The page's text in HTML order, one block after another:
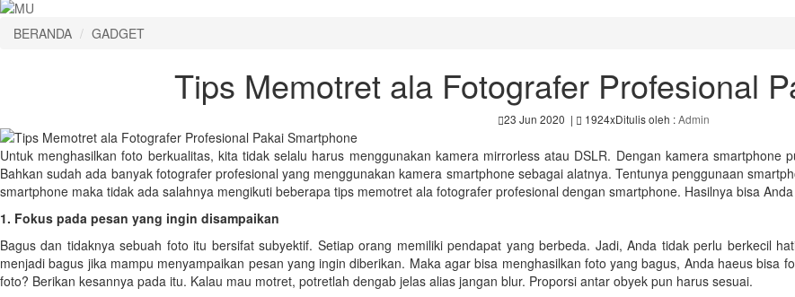
BERANDA GADGET
Tips Memotret ala Fotografer Profesional
23 Jun 2020 | 1924xDitulis oleh :Admin
Untuk menghasilkan foto berkualitas, kita tidak selalu harus menggunakan kamera mirrorless atau DSLR. Dengan kamera
Bahkan sudah ada banyak fotografer profesional yang menggunakan kamera smartphone sebagai alatnya. Tentunya penggunaan
smartphone maka tidak ada salahnya mengikuti beberapa tips memotret ala fotografer profesional dengan smartphone. Hasilnya bisa
1. Fokus pada pesan yang ingin disampaikan
Bagus dan tidaknya sebuah foto itu bersifat subyektif. Setiap orang memiliki pendapat yang berbeda. Jadi, Anda tidak perlu berkecil
menjadi bagus jika mampu menyampaikan pesan yang ingin diberikan. Maka agar bisa menghasilkan foto yang bagus, Anda haeus bisa
foto? Berikan kesannya pada itu. Kalau mau motret, potretlah dengab jelas alias jangan blur. Proporsi antar obyek pun harus sesuai.